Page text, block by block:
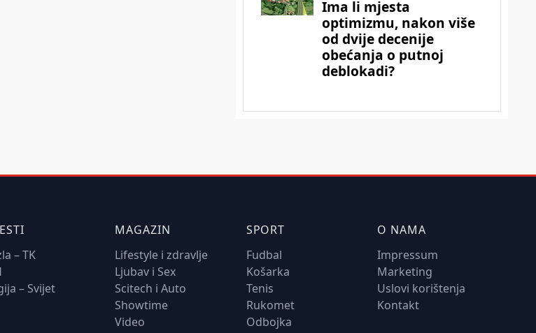
– TK
– Svijet
MAGAZIN
Lifestyle i zdravlje
Ljubav i Sex
Scitech i Auto
Showtime
Video
SPORT
Fudbal
Košarka
Tenis
Rukomet
Odbojka
O NAMA
Impressum
Marketing
Uslovi korištenja
Kontakt